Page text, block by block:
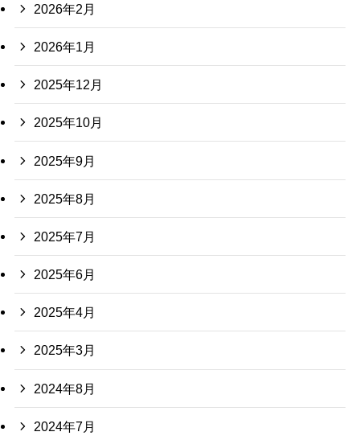
2026年2月
2026年1月
2025年12月
2025年10月
2025年9月
2025年8月
2025年7月
2025年6月
2025年4月
2025年3月
2024年8月
2024年7月